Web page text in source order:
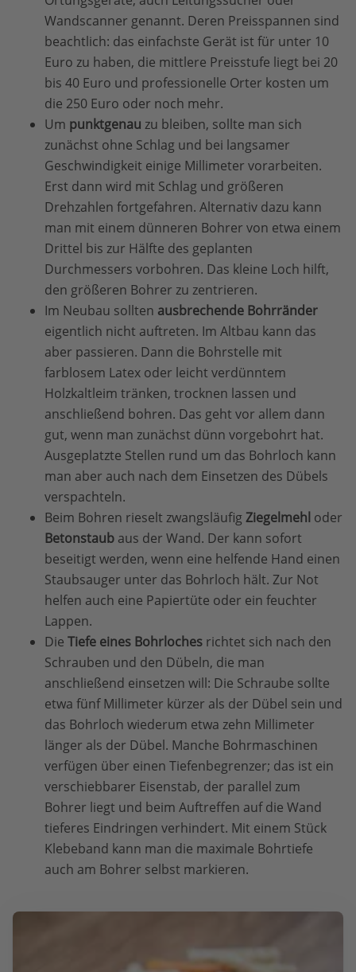
Wandscanner genannt. Deren Preisspannen sind
beachtlich: das einfachste Gerät ist für unter 10
Euro zu haben, die mittlere Preisstufe liegt bei 20
bis 40 Euro und professionelle Orter kosten um
die 250 Euro oder noch mehr.
Um punktgenau zu bleiben, sollte man sich
zunächst ohne Schlag und bei langsamer
Geschwindigkeit einige Millimeter vorarbeiten.
Erst dann wird mit Schlag und größeren
Drehzahlen fortgefahren. Alternativ dazu kann
man mit einem dünneren Bohrer von etwa einem
Drittel bis zur Hälfte des geplanten
Durchmessers vorbohren. Das kleine Loch hilft,
den größeren Bohrer zu zentrieren.
Im Neubau sollten ausbrechende Bohrränder
eigentlich nicht auftreten. Im Altbau kann das
aber passieren. Dann die Bohrstelle mit
farblosem Latex oder leicht verdünntem
Holzkaltleim tränken, trocknen lassen und
anschließend bohren. Das geht vor allem dann
gut, wenn man zunächst dünn vorgebohrt hat.
Ausgeplatzte Stellen rund um das Bohrloch kann
man aber auch nach dem Einsetzen des Dübels
verspachteln.
Beim Bohren rieselt zwangsläufigZiegelmehl oder
Betonstaub aus der Wand. Der kann sofort
beseitigt werden, wenn eine helfende Hand einen
Staubsauger unter das Bohrloch hält. Zur Not
helfen auch eine Papiertüte oder ein feuchter
Lappen.
Die Tiefe eines Bohrloches richtet sich nach den
Schrauben und den Dübeln, die man
anschließend einsetzen will: Die Schraube sollte
etwa fünf Millimeter kürzer als der Dübel sein und
das Bohrloch wiederum etwa zehn Millimeter
länger als der Dübel. Manche Bohrmaschinen
verfügen über einen Tiefenbegrenzer; das ist ein
verschiebbarer Eisenstab, der parallel zum
Bohrer liegt und beim Auftreffen auf die Wand
tieferes Eindringen verhindert. Mit einem Stück
Klebeband kann man die maximale Bohrtiefe
auch am Bohrer selbst markieren.